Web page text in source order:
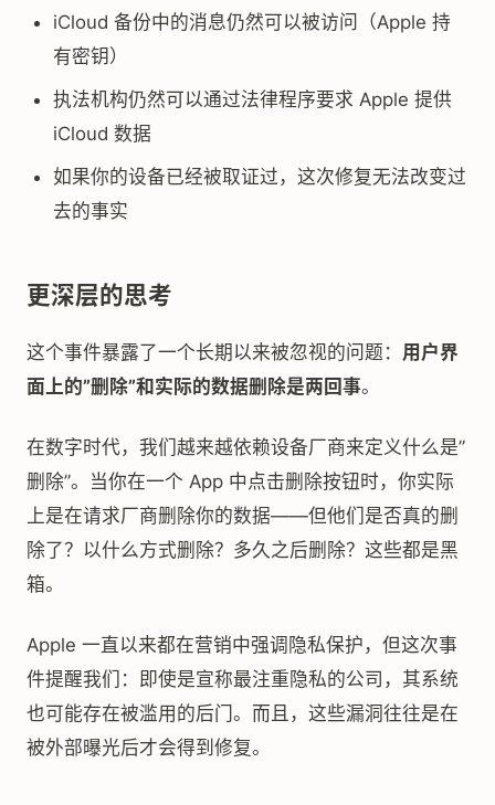
iCloud 备份中的消息仍然可以被访问（Apple 持
有密钥）
执法机构仍然可以通过法律程序要求 Apple 提供
iCloud 数据
如果你的设备已经被取证过，这次修复无法改变过
去的事实
更深层的思考
这个事件暴露了一个长期以来被忽视的问题： 用户界
面上的”删除”和实际的数据删除是两回事。
在数字时代，我们越来越依赖设备厂商来定义什么是”
删除”。当你在一个 App 中点击删除按钮时，你实际
上是在请求厂商删除你的数据——但他们是否真的删
除了？以什么方式删除？多久之后删除？这些都是黑
箱。
Apple 一直以来都在营销中强调隐私保护，但这次事
件提醒我们：即使是宣称最注重隐私的公司，其系统
也可能存在被滥用的后门。而且，这些漏洞往往是在
被外部曝光后才会得到修复。